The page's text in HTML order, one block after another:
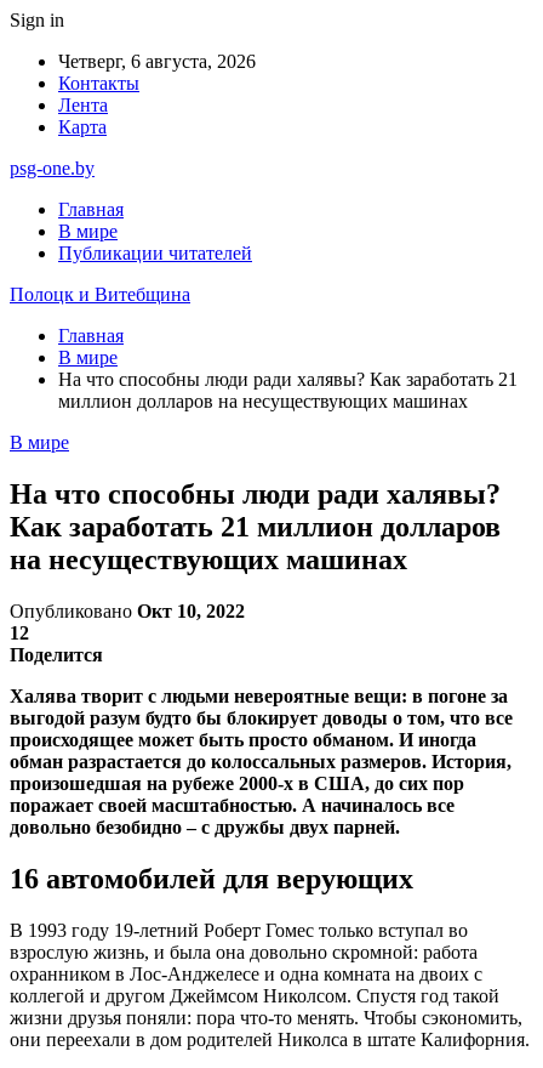
Sign in
Четверг, 6 августа, 2026
Контакты
Лента
Карта
psg-one.by
Главная
В мире
Публикации читателей
Полоцк и Витебщина
Главная
В мире
На что способны люди ради халявы? Как заработать 21
миллион долларов на несуществующих машинах
В мире
На что способны люди ради халявы?
Как заработать 21 миллион долларов
на несуществующих машинах
Опубликовано Окт 10, 2022
12
Поделится
Халява творит с людьми невероятные вещи: в погоне за
выгодой разум будто бы блокирует доводы о том, что все
происходящее может быть просто обманом. И иногда
обман разрастается до колоссальных размеров. История,
произошедшая на рубеже 2000-х в США, до сих пор
поражает своей масштабностью. А начиналось все
довольно безобидно – с дружбы двух парней.
16 автомобилей для верующих
В 1993 году 19-летний Роберт Гомес только вступал во
взрослую жизнь, и была она довольно скромной: работа
охранником в Лос-Анджелесе и одна комната на двоих с
коллегой и другом Джеймсом Николсом. Спустя год такой
жизни друзья поняли: пора что-то менять. Чтобы сэкономить,
они переехали в дом родителей Николса в штате Калифорния.